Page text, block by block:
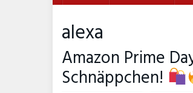
alexa
Amazon Prime
Schnäppchen!